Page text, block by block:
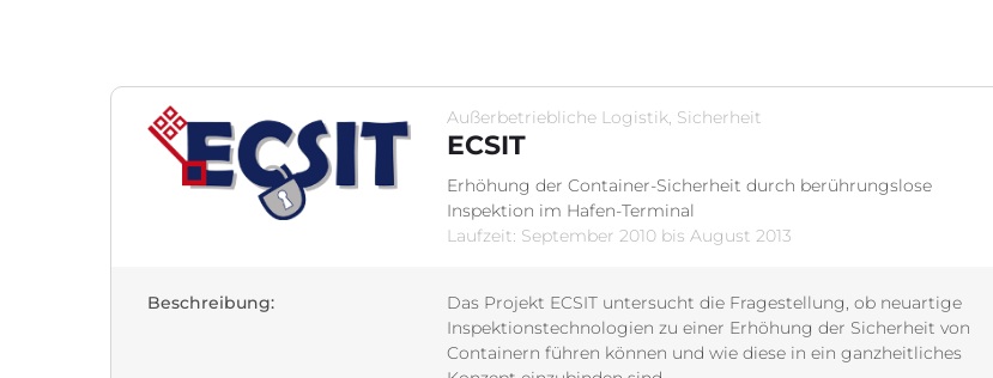
Außerbetriebliche Logistik, Sicherheit
ECSIT
Erhöhung der Container-Sicherheit durch berührungslose
Inspektion im Hafen-Terminal
Laufzeit: September 2010 bis August 2013
Beschreibung:
Das Projekt ECSIT untersucht die Fragestellung, ob neuartige
Inspektionstechnologien zu einer Erhöhung der Sicherheit von
Containern führen können und wie diese in ein ganzheitliches